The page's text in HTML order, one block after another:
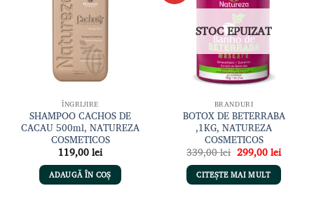
ÎNGRIJIRE
SHAMPOO CACHOS DE
CACAU 500ml, NATUREZA
COSMETICOS
119,00lei
ADAUGĂ ÎN COȘ
STOC EPUIZAT
BRANDURI
BOTOX DE BETERRABA
,1KG, NATUREZA
COSMETICOS
339,00lei Prețul
inițial
a
fost:
339,00 lei.
299,00leiPrețul
curent
este:
299,00
CITEȘTE MAI MULT